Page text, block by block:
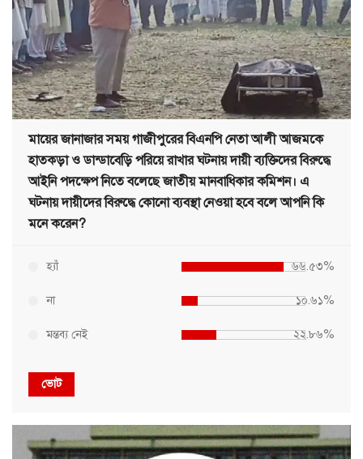
মায়ের জানাজার সময় গাজীপুরের বিএনপি নেতা আলী আজমকে
হাতকড়া ও ডান্ডাবেড়ি পরিয়ে রাখার ঘটনায় দায়ী ব্যক্তিদের বিরুদ্ধে
আইনি পদক্ষেপ নিতে বলেছে জাতীয় মানবাধিকার কমিশন। এ
ঘটনায় দায়ীদের বিরুদ্ধে কোনো ব্যবস্থা নেওয়া হবে বলে আপনি কি
মনে করেন?
হ্যাঁ ৬৬.৫৩%
না ১০.৬১%
মন্তব্য নেই ২২.৮৬%
ভোট